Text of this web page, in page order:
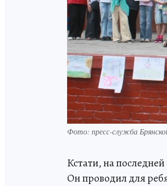
Фото: пресс-служба
Кстати, на
Он проводил для